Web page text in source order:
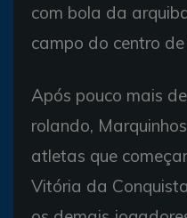
com bola da
campo do centro
Após pouco mais
rolando,
atletas que
Vitória da